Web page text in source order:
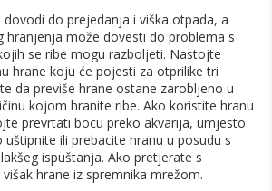
do prejedanja i viška otpada, a
hranjenja može dovesti do problema s
se ribe mogu razboljeti. Nastojte
hrane koju će pojesti za otprilike tri
da previše hrane ostane zarobljeno u
kojom hranite ribe. Ako koristite hranu
prevrtati bocu preko akvarija, umjesto
ili prebacite hranu u posudu s
ispuštanja. Ako pretjerate s
hrane iz spremnika mrežom.